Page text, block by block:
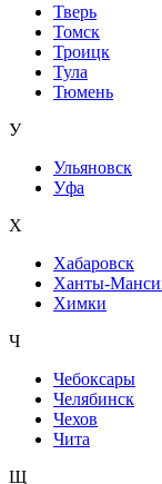
Тверь
Томск
Троицк
Тула
Тюмень
У
Ульяновск
Уфа
Х
Хабаровск
Ханты-
Химки
Ч
Чебоксары
Челябинск
Чехов
Чита
Щ